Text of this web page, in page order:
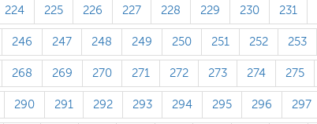
224 225 226 227 228 229 230 231
246 247 248 249 250 251 252 253
268 269 270 271 272 273 274 275
290 291 292 293 294 295 296 297